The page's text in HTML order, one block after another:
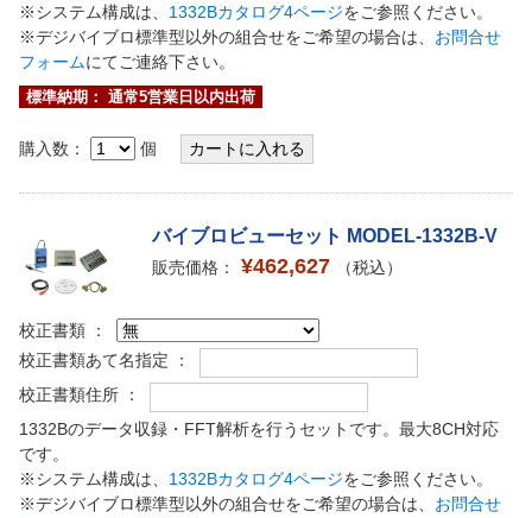
※システム構成は、 1332Bカタログ4ページをご参照ください。
※デジバイブロ標準型以外の組合せをご希望の場合は、 お問合せ
フォームにてご連絡下さい。
標準納期： 通常5営業日以内出荷
購入数： 個
バイブロビューセット MODEL-1332B-V
販売価格： ¥462,627 （税込）
校正書類 ：
校正書類あて名指定 ：
校正書類住所 ：
1332Bのデータ収録・FFT解析を行うセットです。最大8CH対応
です。
※システム構成は、 1332Bカタログ4ページをご参照ください。
※デジバイブロ標準型以外の組合せをご希望の場合は、 お問合せ